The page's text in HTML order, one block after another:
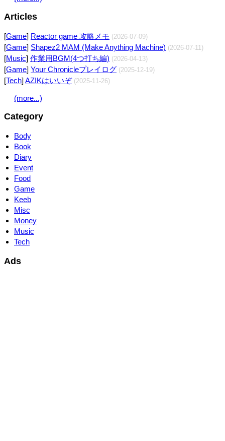
Articles
[Game] Reactor game 攻略メモ (2026-07-09)
[Game] Shapez2 MAM (Make Anything Machine) (2026-07-11)
[Music] 作業用BGM(4つ打ち編) (2026-04-13)
[Game] Your Chronicleプレイログ (2025-12-19)
[Tech]AZIKはいいぞ (2025-11-26)
(more...)
Category
Body
Book
Diary
Event
Food
Game
Keeb
Misc
Money
Music
Tech
Ads